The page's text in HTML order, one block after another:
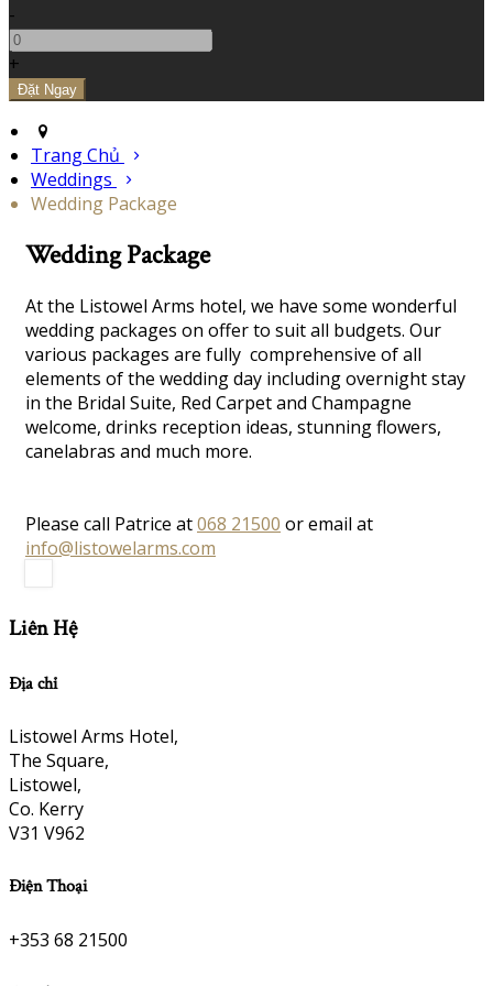
-
+
Trang Chủ
Weddings
Wedding Package
Wedding Package
At the Listowel Arms hotel, we have some wonderful
wedding packages on offer to suit all budgets. Our
various packages are fully comprehensive of all
elements of the wedding day including overnight stay
in the Bridal Suite, Red Carpet and Champagne
welcome, drinks reception ideas, stunning flowers,
canelabras and much more.
Please call Patrice at068 21500 or email at
info@listowelarms.com
Liên Hệ
Địa chỉ
Listowel Arms Hotel,
The Square,
Listowel,
Co. Kerry
V31 V962
Điện Thoại
+353 68 21500